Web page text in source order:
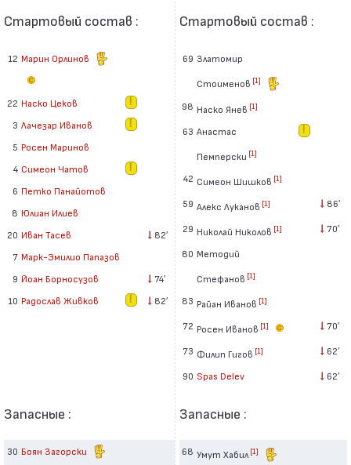
Стартовый состав :
12 Марин Орлинов
22 Наско Цеков
3 Лачезар Иванов
5 Росен Маринов
4 Симеон Чатов
6 Петко Панайотов
8 Юлиан Илиев
20 Иван Тасев
82′
7 Марк-Эмилио Папазов
9 Йоан Борносузов
74′
10 Радослав Живков 82′
Запасные :
30 Боян Загорски
Стартовый состав :
69 Златомир
Стоименов [1]
98 Наско Янев [1]
63 Анастас
Пемперски [1]
42 Симеон Шишков [1]
59 Алекс Луканов [1] 86′
29 Николай Николов [1] 70′
80 Методий
Стефанов [1]
83 Райан Иванов [1]
72 Росен Иванов [1] 70′
73 Филип Гигов [1] 62′
90 Spas Delev 62′
Запасные :
68 Умут Хабил [1]